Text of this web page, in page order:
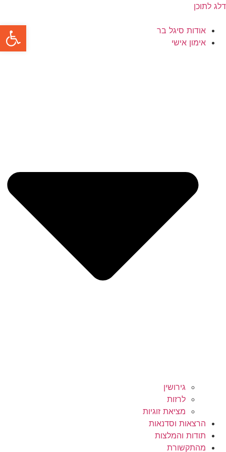
דלג לתוכן
אודות סיגל בר
אימון אישי
גירושין
לרזות
מציאת זוגיות
הרצאות וסדנאות
תודות והמלצות
מהתקשורת
פתח